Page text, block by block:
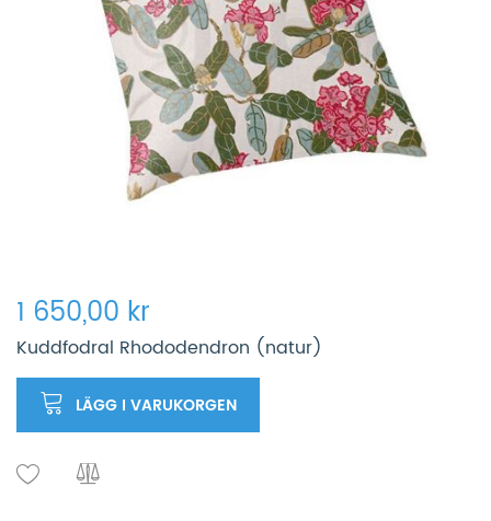
1 650,00 kr
Kuddfodral Rhododendron (natur)
LÄGG I VARUKORGEN